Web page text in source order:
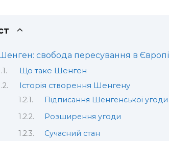
Шенген: свобода пересування в Європі
Що таке Шенген
Історія створення Шенгену
Підписання Шенгенської угоди
Розширення угоди
Сучасний стан